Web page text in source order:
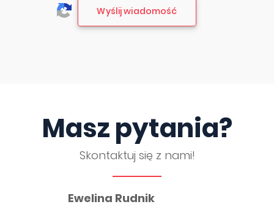
Masz pytania?
Skontaktuj się z nami!
Ewelina Rudnik